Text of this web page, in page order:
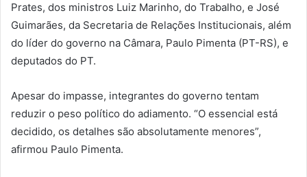
Prates, dos ministros Luiz Marinho, do Trabalho, e José
Guimarães, da Secretaria de Relações Institucionais, além
do líder do governo na Câmara, Paulo Pimenta (PT-RS), e
deputados do PT.
Apesar do impasse, integrantes do governo tentam
reduzir o peso político do adiamento. “O essencial está
decidido, os detalhes são absolutamente menores”,
afirmou Paulo Pimenta.